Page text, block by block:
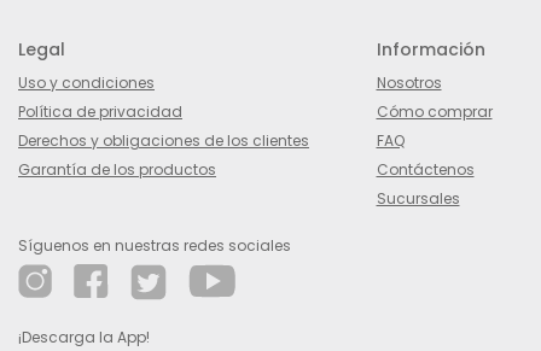
Legal
Uso y condiciones
Política de privacidad
Derechos y obligaciones de los clientes
Garantía de los productos
Información
Nosotros
Cómo comprar
FAQ
Contáctenos
Sucursales
Síguenos en nuestras redes sociales
¡Descarga la App!